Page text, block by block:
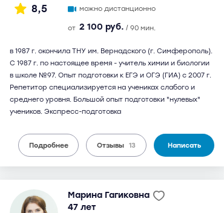
8,5
можно дистанционно
от 2 100 руб. / 90 мин.
в 1987 г. окончила ТНУ им. Вернадского (г. Симферополь).
С 1987 г. по настоящее время - учитель химии и биологии
в школе №97. Опыт подготовки к ЕГЭ и ОГЭ (ГИА) с 2007 г.
Репетитор специализируется на учениках слабого и
среднего уровня. Большой опыт подготовки "нулевых"
учеников. Экспресс-подготовка
Подробнее Отзывы 13 Написать
Марина Гагиковна
47 лет